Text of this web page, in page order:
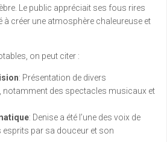
Le public appréciait ses fous rires
à créer une atmosphère chaleureuse et
on peut citer :
: Présentation de divers
notamment des spectacles musicaux et
: Denise a été l’une des voix de
esprits par sa douceur et son